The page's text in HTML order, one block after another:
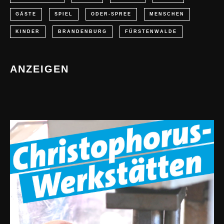
GÄSTE SPIEL ODER-SPREE MENSCHEN
KINDER BRANDENBURG FÜRSTENWALDE
ANZEIGEN